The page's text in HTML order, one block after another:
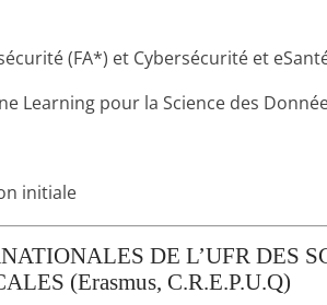
(FA*) et Cybersécurité et
Learning pour la Science des
initiale
DE L’UFR DES
(Erasmus, C.R.E.P.U.Q)